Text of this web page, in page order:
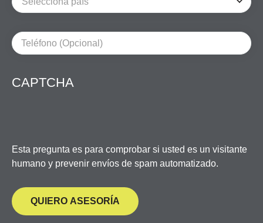
Teléfono (Opcional)
CAPTCHA
Esta pregunta es para comprobar si usted es un visitante
humano y prevenir envíos de spam automatizado.